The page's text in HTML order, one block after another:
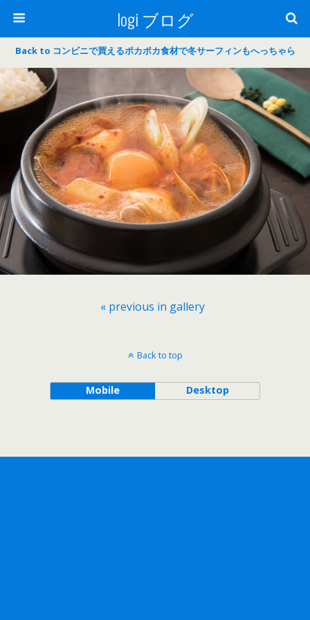
logi ブログ
Back to コンビニで買えるポカポカ食材で冬サーフィンもへっちゃら
« previous in gallery
Back to top
Mobile Desktop